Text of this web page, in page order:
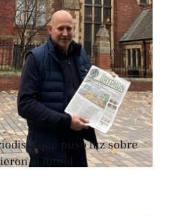
que puso luz sobre
al fútbol